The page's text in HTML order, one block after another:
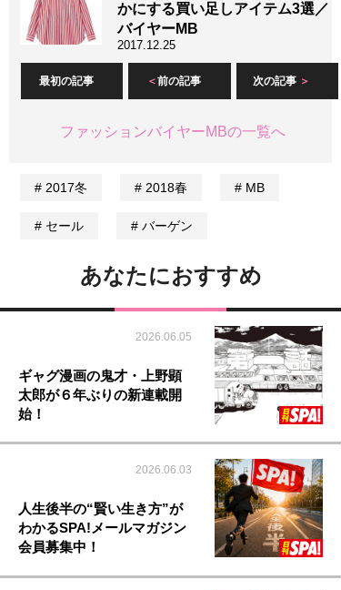
かにする買い足しアイテム3選／
バイヤーMB
2017.12.25
最初の記事 前の記事 次の記事
ファッションバイヤーMBの一覧へ
2017冬 2018春 MB
セール バーゲン
あなたにおすすめ
2026.06.05
ギャグ漫画の鬼才・上野顕
太郎が６年ぶりの新連載開
始！
2026.06.03
人生後半の“賢い生き方”が
わかるSPA!メールマガジン
会員募集中！